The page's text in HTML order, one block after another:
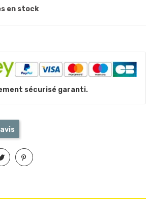
en stock
sécurisé garanti.